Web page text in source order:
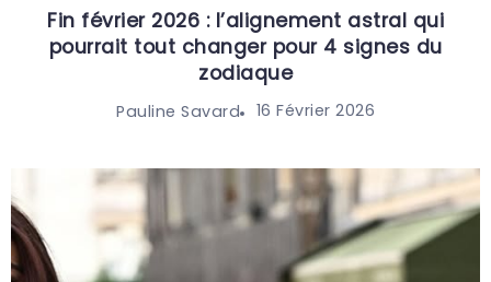
Fin février 2026 : l’alignement astral qui
pourrait tout changer pour 4 signes du
zodiaque
Pauline Savard 16 Février 2026